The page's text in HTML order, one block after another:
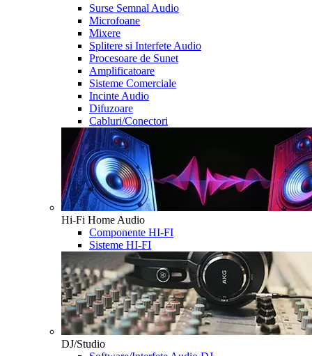
Surse Semnal Audio
Microfoane
Mixere
Splitere si Interfete Audio
Procesoare de Sunet
Amplificatoare
Sisteme Comerciale
Incinte Audio
Difuzoare
Cabluri/Conectori
Hi-Fi Home Audio
Componente HI-FI
Sisteme HI-FI
DJ/Studio